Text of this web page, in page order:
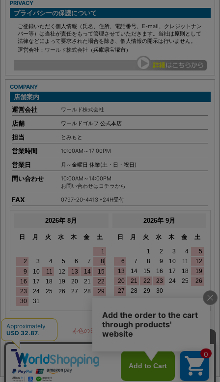
PRIVACY
プライバシーの保護について
ご登録いただく個人情報（氏名、住所、電話番号、E-mail、クレジットナン
バー等）は当社が責任をもって管理させていただきます。当社は原則として
法律などによって要求された場合を除き、個人情報の開示は行いません。
運営会社：ワールド株式会社（兵庫県宝塚市）
COMPANY
店舗案内
運営会社
ワールド株式会社
店舗 ワールドゴルフ 公式本店
担当 とみもと
営業時間 10:00AM～17:00PM
営業日 月～金曜日 休業(土・日・祝日)
問い合わせ
10:00AM～14:00PM
お問い合わせはコチラから